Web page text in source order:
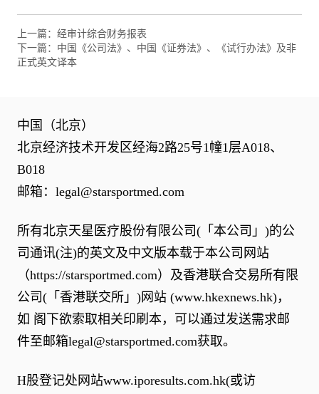
上一篇：经审计综合财务报表
下一篇： 中国《公司法》、中国《证券法》、《试行办法》及非
正式英文译本
中国（北京）
北京经济技术开发区经海2路25号1幢1层A018、
B018
邮箱：legal@starsportmed.com
所有北京天星医疗股份有限公司(「本公司」)的公
司通讯(注)的英文及中文版本载于本公司网站
（https://starsportmed.com）及香港联合交易所有限
公司(「香港联交所」)网站 (www.hkexnews.hk)，
如 阁下欲索取相关印刷本，可以通过发送需求邮
件至邮箱legal@starsportmed.com获取。
H股登记处网站www.iporesults.com.hk(或访